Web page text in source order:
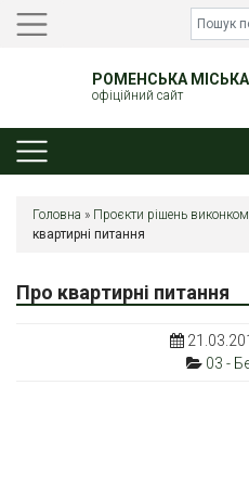
РОМЕНСЬКА
офіційний сайт
Головна » Проєкти рішень
квартирні питання
Про квартирні питання
03 -